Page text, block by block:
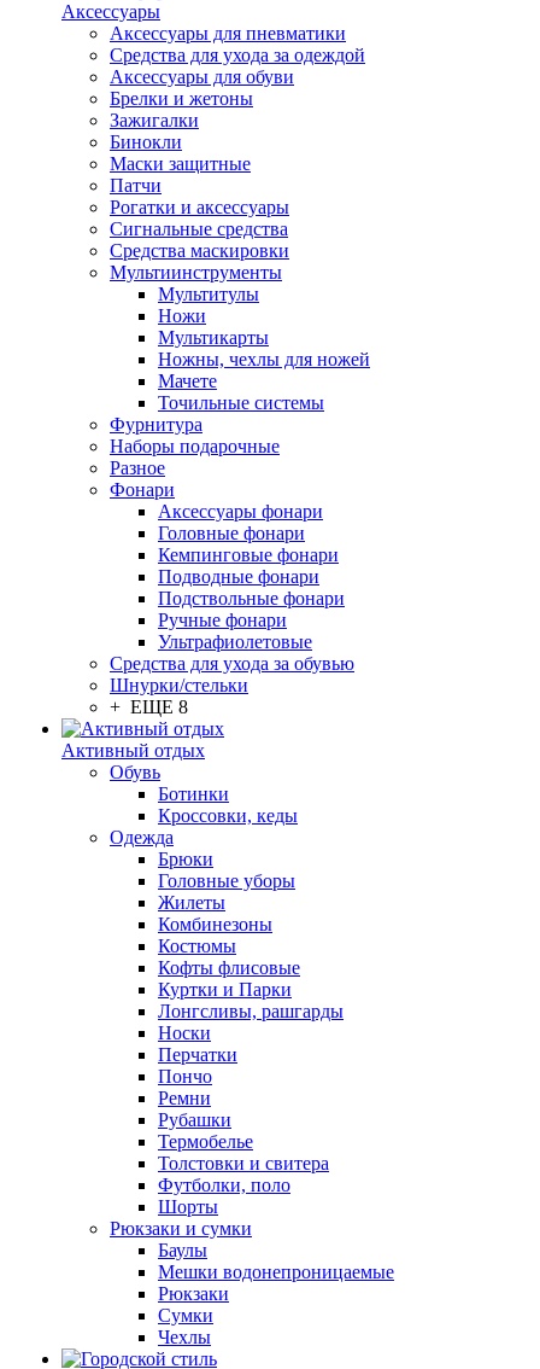
Аксессуары
Аксессуары для пневматики
Средства для ухода за одеждой
Аксессуары для обуви
Брелки и жетоны
Зажигалки
Бинокли
Маски защитные
Патчи
Рогатки и аксессуары
Сигнальные средства
Средства маскировки
Мультиинструменты
Мультитулы
Ножи
Мультикарты
Ножны, чехлы для ножей
Мачете
Точильные системы
Фурнитура
Наборы подарочные
Разное
Фонари
Аксессуары фонари
Головные фонари
Кемпинговые фонари
Подводные фонари
Подствольные фонари
Ручные фонари
Ультрафиолетовые
Средства для ухода за обувью
Шнурки/стельки
+ ЕЩЕ 8
Активный отдых
Обувь
Ботинки
Кроссовки, кеды
Одежда
Брюки
Головные уборы
Жилеты
Комбинезоны
Костюмы
Кофты флисовые
Куртки и Парки
Лонгсливы, рашгарды
Носки
Перчатки
Пончо
Ремни
Рубашки
Термобелье
Толстовки и свитера
Футболки, поло
Шорты
Рюкзаки и сумки
Баулы
Мешки водонепроницаемые
Рюкзаки
Сумки
Чехлы